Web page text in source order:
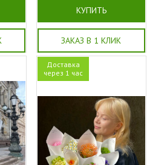
КУПИТЬ
ЗАКАЗ В 1 КЛИК
Доставка
через 1 час